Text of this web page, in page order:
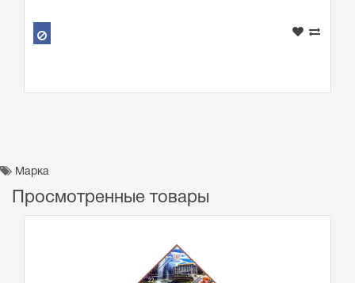
Марка
Просмотренные товары